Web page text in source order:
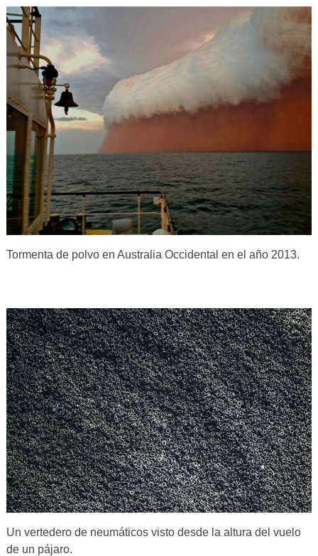
Tormenta de polvo en Australia Occidental en el año 2013.
Un vertedero de neumáticos visto desde la altura del vuelo
de un pájaro.